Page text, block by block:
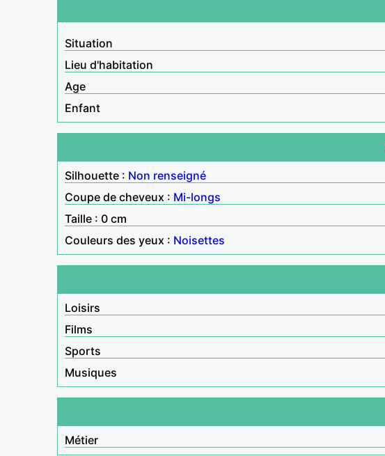
Situation
Lieu d'habitation
Age
Enfant
Silhouette : Non renseigné
Coupe de cheveux : Mi-longs
Taille : 0 cm
Couleurs des yeux : Noisettes
Loisirs
Films
Sports
Musiques
Métier